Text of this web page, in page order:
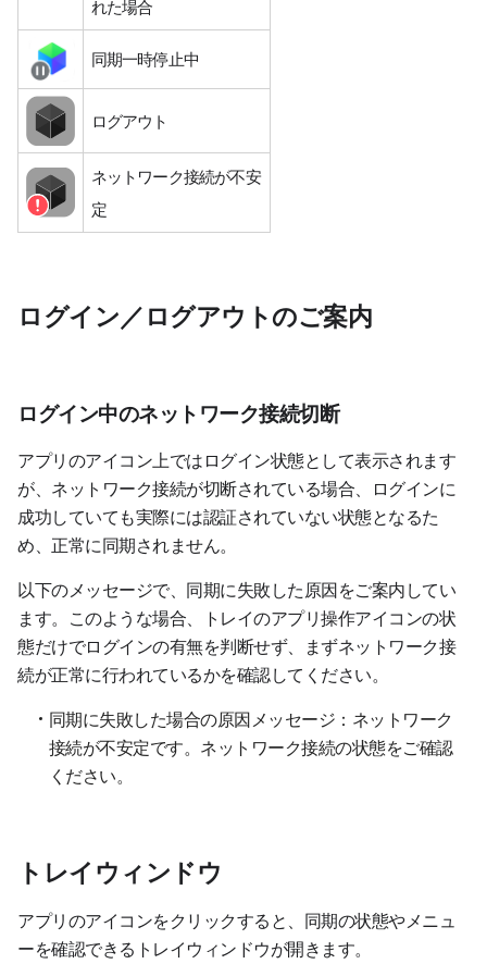
れた場合
同期一時停止中
ログアウト
ネットワーク接続が不安
定
ログイン／ログアウトのご案内
ログイン中のネットワーク接続切断
アプリのアイコン上ではログイン状態として表示されます
が、ネットワーク接続が切断されている場合、ログインに
成功していても実際には認証されていない状態となるた
め、正常に同期されません。
以下のメッセージで、同期に失敗した原因をご案内してい
ます。このような場合、トレイのアプリ操作アイコンの状
態だけでログインの有無を判断せず、まずネットワーク接
続が正常に行われているかを確認してください。
同期に失敗した場合の原因メッセージ：ネットワーク
接続が不安定です。ネットワーク接続の状態をご確認
ください。
トレイウィンドウ
アプリのアイコンをクリックすると、同期の状態やメニュ
ーを確認できるトレイウィンドウが開きます。